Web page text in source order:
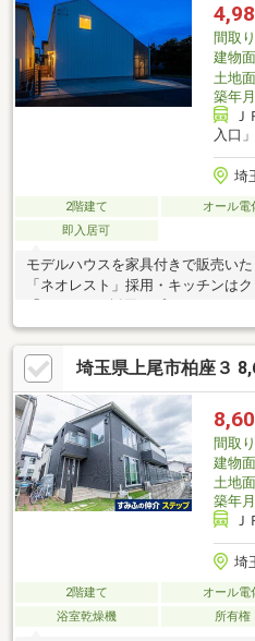
間取り
建物
土地
築年月
入口
埼
2階建て オール電
即入居可
モデルハウスを家具付きで販売い
「ネオレスト」採用・キッチンは
バーを施工・サッシリクシルTWト
気（澄家）採用・断熱等級6（UA
級3相当・断熱材リクシルスーパー
年）・車は2台駐車可能・周辺は区
見えるデザインだけでなく、性能
た住宅です。
埼玉県上尾市柏座３
間取り
建物
土地
築年月
Ｊ
埼
2階建て オール電
浴室乾燥機
所有権